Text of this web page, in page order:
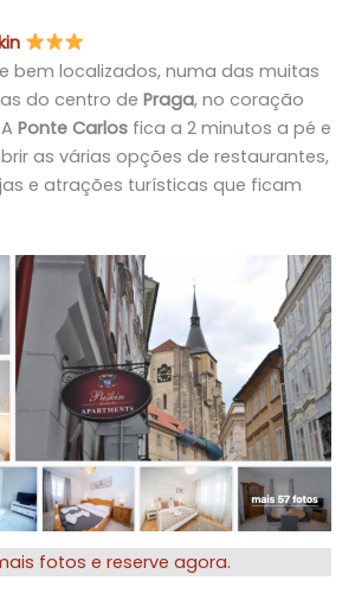
bem localizados, numa das muitas
do centro de Praga, no coração
Ponte Carlos fica a 2 minutos a pé e
as várias opções de restaurantes,
e atrações turísticas que ficam
fotos e reserve agora.